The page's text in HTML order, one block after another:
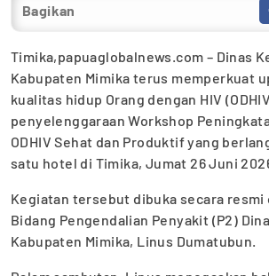
Bagikan
Timika,papuaglobalnews.com – Dinas
Kabupaten Mimika terus memperkuat
kualitas hidup Orang dengan HIV
penyelenggaraan Workshop
ODHIV Sehat dan Produktif yang
satu hotel di Timika, Jumat 26 Juni
Kegiatan tersebut dibuka secara resmi
Bidang Pengendalian Penyakit (P2)
Kabupaten Mimika, Linus Dumatubun.